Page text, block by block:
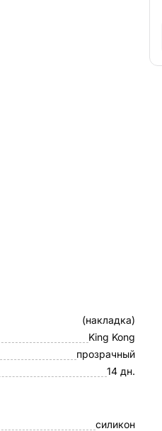
(накладка)
King Kong
прозрачный
14 дн.
силикон